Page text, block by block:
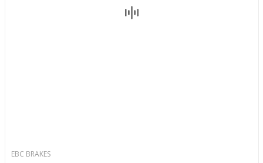
EBC BRAKES